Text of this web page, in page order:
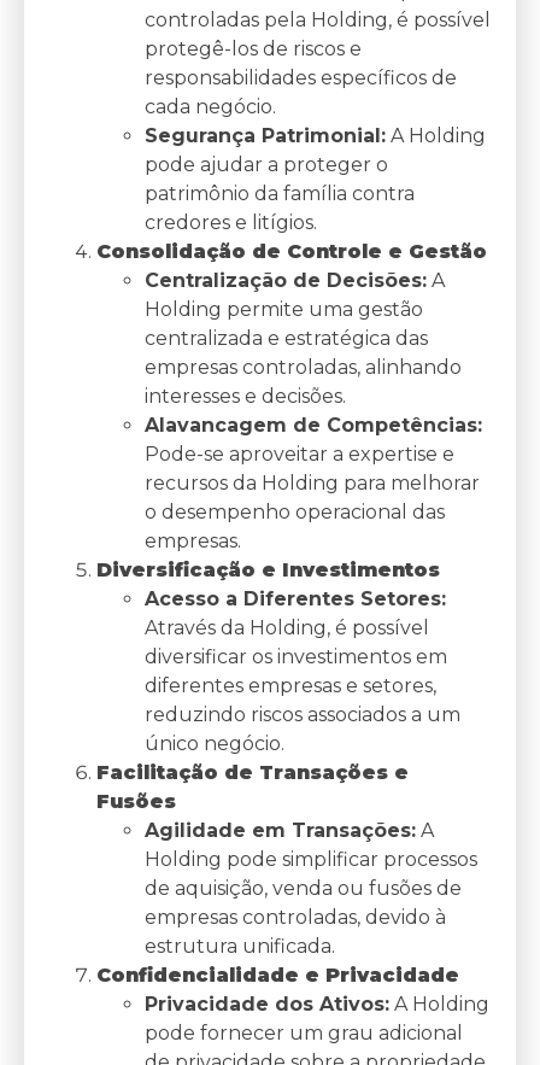
controladas pela Holding, é possível
protegê-los de riscos e
responsabilidades específicos de
cada negócio.
Segurança Patrimonial: A Holding
pode ajudar a proteger o
patrimônio da família contra
credores e litígios.
Consolidação de Controle e Gestão
Centralização de Decisões: A
Holding permite uma gestão
centralizada e estratégica das
empresas controladas, alinhando
interesses e decisões.
Alavancagem de Competências:
Pode-se aproveitar a expertise e
recursos da Holding para melhorar
o desempenho operacional das
empresas.
Diversificação e Investimentos
Acesso a Diferentes Setores:
Através da Holding, é possível
diversificar os investimentos em
diferentes empresas e setores,
reduzindo riscos associados a um
único negócio.
Facilitação de Transações e
Fusões
Agilidade em Transações: A
Holding pode simplificar processos
de aquisição, venda ou fusões de
empresas controladas, devido à
estrutura unificada.
Confidencialidade e Privacidade
Privacidade dos Ativos: A Holding
pode fornecer um grau adicional